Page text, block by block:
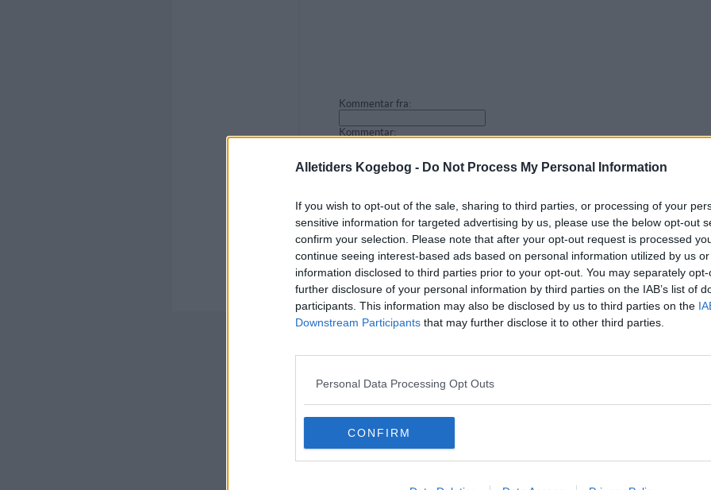
Alletiders Kogebog - Do Not Process My Personal Information
If you wish to opt-out of the sale, sharing to third parties, or processing of your
sensitive information for targeted advertising by us, please use the below opt-out
confirm your selection. Please note that after your opt-out request is processed
continue seeing interest-based ads based on personal information utilized by us
information disclosed to third parties prior to your opt-out. You may separately
further disclosure of your personal information by third parties on the IAB’s list of
participants. This information may also be disclosed by us to third parties on the
Downstream Participants that may further disclose it to other third parties.
Personal Data Processing Opt Outs
CONFIRM
Kommentar fra:
Kommentar:
Kommentaren skal godkendes før den bliver synlig
Kommentarer
Der er ikke tilføjet nogen kommentar til denne opskrift endnu
Nyhedsmails - Privatlivspolitik - Kontakt - Om os - Copyright © Alletiders